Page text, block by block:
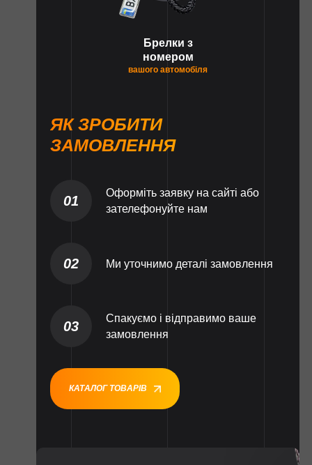
Брелки з
номером
вашого автомобіля
ЯК ЗРОБИТИ
ЗАМОВЛЕННЯ
01
Оформіть заявку на сайті або
зателефонуйте нам
02 Ми уточнимо деталі замовлення
03
Спакуємо і відправимо ваше
замовлення
КАТАЛОГ ТОВАРІВ